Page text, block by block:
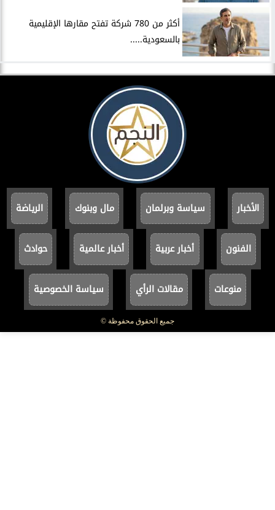
أكثر من 780 شركة تفتح مقارها الإقليمية
بالسعودية.....
الأخبار سياسة وبرلمان مال وبنوك الرياضة
الفنون أخبار عربية أخبار عالمية حوادث
منوعات مقالات الرأي سياسة الخصوصية
جميع الحقوق محفوظة ©